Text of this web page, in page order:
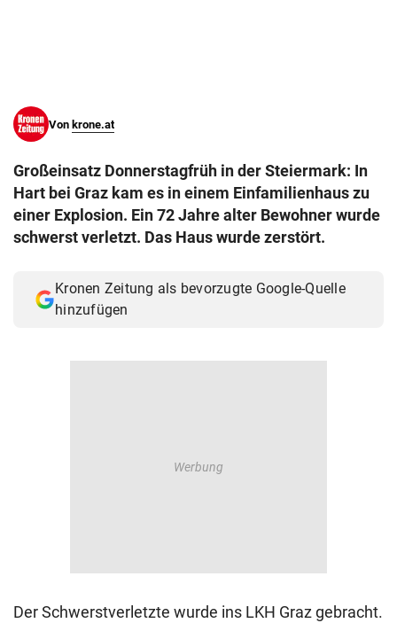
Von krone.at
Großeinsatz Donnerstagfrüh in der Steiermark: In
Hart bei Graz kam es in einem Einfamilienhaus zu
einer Explosion. Ein 72 Jahre alter Bewohner wurde
schwerst verletzt. Das Haus wurde zerstört.
Kronen Zeitung als bevorzugte Google-Quelle
hinzufügen
Der Schwerstverletzte wurde ins LKH Graz gebracht.